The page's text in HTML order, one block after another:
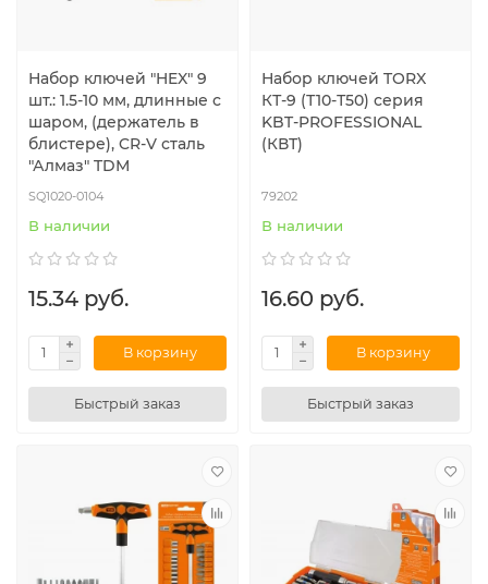
Набор ключей "HEX" 9
шт.: 1.5-10 мм, длинные с
шаром, (держатель в
блистере), CR-V сталь
"Алмаз" TDМ
SQ1020-0104
В наличии
15.34 руб.
В корзину
Быстрый заказ
Набор ключей TORX
КТ-9 (Т10-Т50) серия
KBT-PROFESSIONAL
(КВТ)
79202
В наличии
16.60 руб.
В корзину
Быстрый заказ